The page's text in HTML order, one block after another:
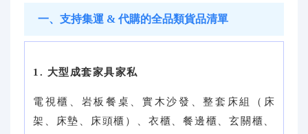
一、支持集運 & 代購的全品類貨品清單
1. 大型成套家具家私
電視櫃、岩板餐桌、實木沙發、整套床組（床
架、床墊、床頭櫃）、衣櫃、餐邊櫃、玄關櫃、